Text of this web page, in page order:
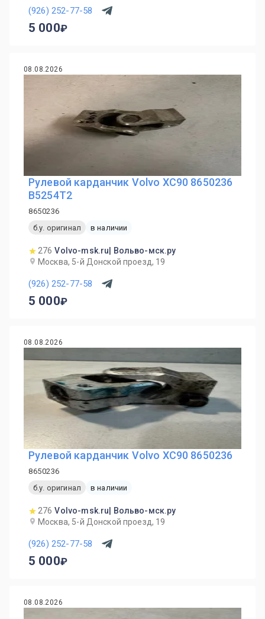
(926) 252-77-58
5 000
08.08.2026
Рулевой карданчик Volvo XC90 8650236
B5254T2
8650236
б.у. оригинал
в наличии
276 Volvo-msk.ru| Вольво-мск.ру
Москва, 5-й Донской проезд, 19
(926) 252-77-58
5 000
08.08.2026
Рулевой карданчик Volvo XC90 8650236
8650236
б.у. оригинал
в наличии
276 Volvo-msk.ru| Вольво-мск.ру
Москва, 5-й Донской проезд, 19
(926) 252-77-58
5 000
08.08.2026